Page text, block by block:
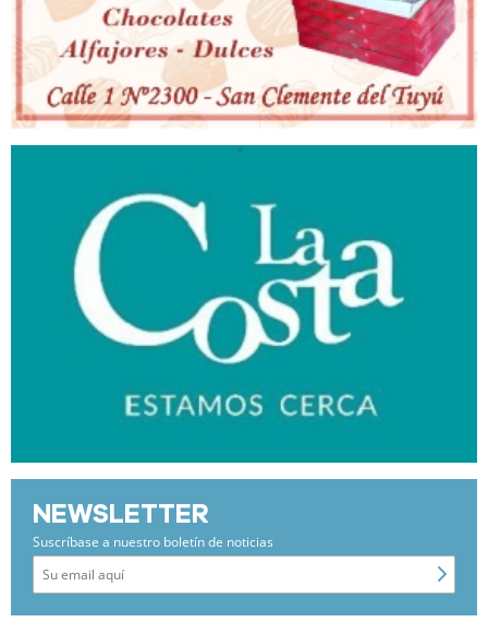
NEWSLETTER
Suscríbase a nuestro boletín de noticias